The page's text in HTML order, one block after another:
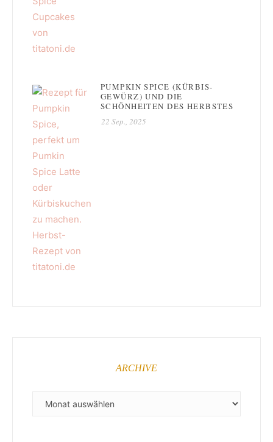
PUMPKIN SPICE (KÜRBIS-
GEWÜRZ) UND DIE
SCHÖNHEITEN DES HERBSTES
22 Sep., 2025
ARCHIVE
ARCHIVE